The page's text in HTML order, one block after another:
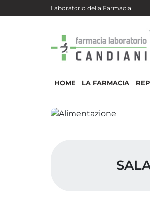
Salta al contenuto principale
Laboratorio della Farmacia
HOME LA FARMACIA